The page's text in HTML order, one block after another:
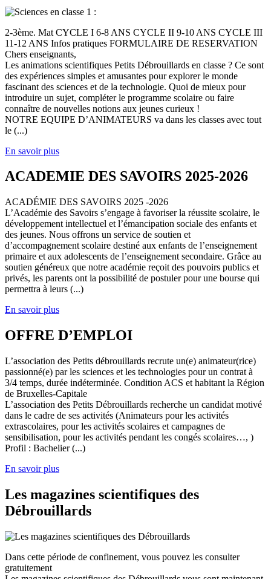
2-3ème. Mat CYCLE I 6-8 ANS CYCLE II 9-10 ANS CYCLE III
11-12 ANS Infos pratiques FORMULAIRE DE RESERVATION
Chers enseignants,
Les animations scientifiques Petits Débrouillards en classe ? Ce sont
des expériences simples et amusantes pour explorer le monde
fascinant des sciences et de la technologie. Quoi de mieux pour
introduire un sujet, compléter le programme scolaire ou faire
connaître de nouvelles notions aux jeunes curieux !
NOTRE EQUIPE D’ANIMATEURS va dans les classes avec tout
le (...)
En savoir plus
ACADEMIE DES SAVOIRS 2025-2026
ACADÉMIE DES SAVOIRS 2025 -2026
L’Académie des Savoirs s’engage à favoriser la réussite scolaire, le
développement intellectuel et l’émancipation sociale des enfants et
des jeunes. Nous offrons un service de soutien et
d’accompagnement scolaire destiné aux enfants de l’enseignement
primaire et aux adolescents de l’enseignement secondaire. Grâce au
soutien généreux que notre académie reçoit des pouvoirs publics et
privés, les parents ont la possibilité de postuler pour une bourse qui
permettra à leurs (...)
En savoir plus
OFFRE D’EMPLOI
L’association des Petits débrouillards recrute un(e) animateur(rice)
passionné(e) par les sciences et les technologies pour un contrat à
3/4 temps, durée indéterminée. Condition ACS et habitant la Région
de Bruxelles-Capitale
L’association des Petits Débrouillards recherche un candidat motivé
dans le cadre de ses activités (Animateurs pour les activités
extrascolaires, pour les activités scolaires et campagnes de
sensibilisation, pour les activités pendant les congés scolaires…, )
Profil : Bachelier (...)
En savoir plus
Les magazines scientifiques des
Débrouillards
Dans cette période de confinement, vous pouvez les consulter
gratuitement